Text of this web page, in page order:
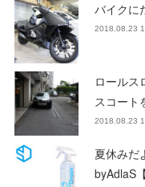
バイクに
2018.08.23
ロールス
スコート
2018.08.23
夏休みだ
byAdlaS